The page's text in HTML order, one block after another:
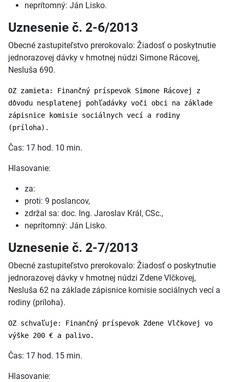
neprítomný: Ján Lisko.
Uznesenie č. 2-6/2013
Obecné zastupiteľstvo prerokovalo: Žiadosť o poskytnutie
jednorazovej dávky v hmotnej núdzi Simone Rácovej,
Nesluša 690.
OZ zamieta: Finančný príspevok Simone Rácovej z
dôvodu nesplatenej pohľadávky voči obci na základe
zápisnice komisie sociálnych vecí a rodiny
(príloha).
Čas: 17 hod. 10 min.
Hlasovanie:
za:
proti: 9 poslancov,
zdržal sa: doc. Ing. Jaroslav Král, CSc.,
neprítomný: Ján Lisko.
Uznesenie č. 2-7/2013
Obecné zastupiteľstvo prerokovalo: Žiadosť o poskytnutie
jednorazovej dávky v hmotnej núdzi Zdene Vlčkovej,
Nesluša 62 na základe zápisnice komisie sociálnych vecí a
rodiny (príloha).
OZ schvaľuje: Finančný príspevok Zdene Vlčkovej vo
výške 200 € a palivo.
Čas: 17 hod. 15 min.
Hlasovanie: